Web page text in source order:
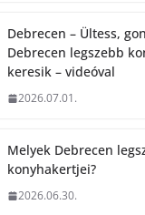
Debrecen – Ültess,
Debrecen legszebb
keresik – videóval
2026.07.01.
Melyek Debrecen
konyhakertjei?
2026.06.30.